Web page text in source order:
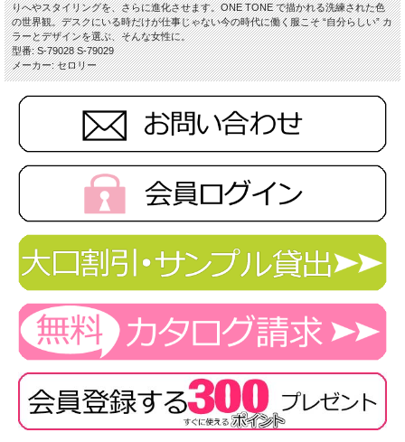
※取り寄せ商品、在庫有無、納期後日連絡
★ 関連シリーズを全て見る
りへやスタイリングを、さらに進化させます。ONE TONE で描かれる洗練された色
の世界観。デスクにいる時だけが仕事じゃない今の時代に働く服こそ “自分らしい” カ
ラーとデザインを選ぶ、そんな女性に。
型番: S-79028 S-79029
メーカー: セロリー